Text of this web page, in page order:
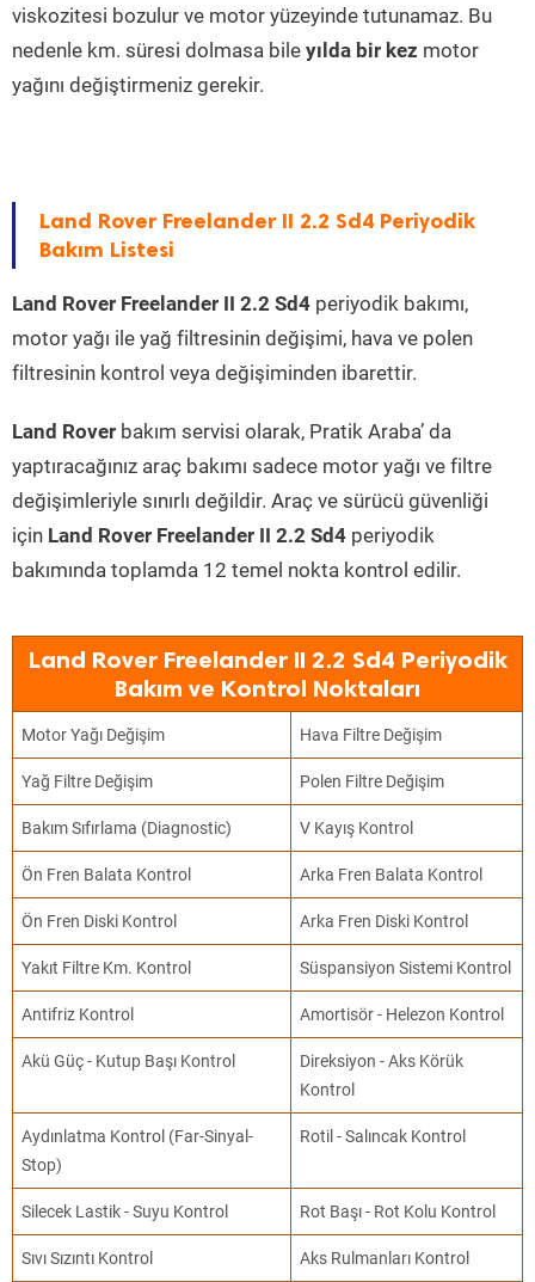
viskozitesi bozulur ve motor yüzeyinde tutunamaz. Bu
nedenle km. süresi dolmasa bile yılda bir kez motor
yağını değiştirmeniz gerekir.
Land Rover Freelander II 2.2 Sd4 Periyodik
Bakım Listesi
Land Rover Freelander II 2.2 Sd4 periyodik bakımı,
motor yağı ile yağ filtresinin değişimi, hava ve polen
filtresinin kontrol veya değişiminden ibarettir.
Land Rover bakım servisi olarak, Pratik Araba’ da
yaptıracağınız araç bakımı sadece motor yağı ve filtre
değişimleriyle sınırlı değildir. Araç ve sürücü güvenliği
için Land Rover Freelander II 2.2 Sd4 periyodik
bakımında toplamda 12 temel nokta kontrol edilir.
Land Rover Freelander II 2.2 Sd4 Periyodik
Bakım ve Kontrol Noktaları
Motor Yağı Değişim Hava Filtre Değişim
Yağ Filtre Değişim Polen Filtre Değişim
Bakım Sıfırlama (Diagnostic) V Kayış Kontrol
Ön Fren Balata Kontrol Arka Fren Balata Kontrol
Ön Fren Diski Kontrol Arka Fren Diski Kontrol
Yakıt Filtre Km. Kontrol Süspansiyon Sistemi Kontrol
Antifriz Kontrol Amortisör - Helezon Kontrol
Akü Güç - Kutup Başı Kontrol
Direksiyon - Aks Körük
Kontrol
Aydınlatma Kontrol (Far-Sinyal-
Stop)
Rotil - Salıncak Kontrol
Silecek Lastik - Suyu Kontrol Rot Başı - Rot Kolu Kontrol
Sıvı Sızıntı Kontrol Aks Rulmanları Kontrol